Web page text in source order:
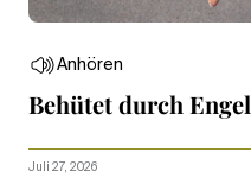
Anhören
Behütet durch Engel
Juli 27, 2026